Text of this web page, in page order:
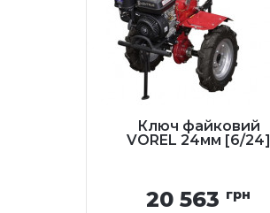
Ключ файковий
VOREL 24мм [6/24]
20 563 грн